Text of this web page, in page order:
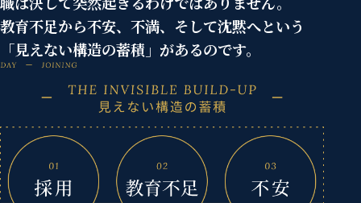
教育不足から不安、不満、そして沈黙へという
「見えない構造の蓄積」があるのです。